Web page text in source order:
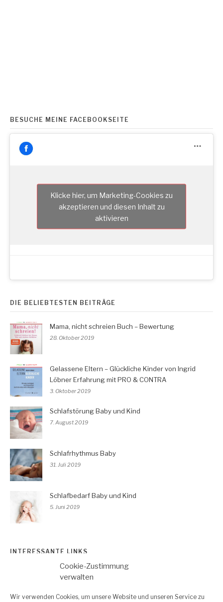
Cookie-Zustimmung
verwalten
Wir verwenden Cookies, um unsere Website und unseren Service zu
BESUCHE MEINE FACEBOOKSEITE
Klicke hier, um Marketing-Cookies zu
akzeptieren und diesen Inhalt zu
aktivieren
DIE BELIEBTESTEN BEITRÄGE
Mama, nicht schreien Buch – Bewertung
28. Oktober 2019
Gelassene Eltern – Glückliche Kinder von Ingrid
Löbner Erfahrung mit PRO & CONTRA
3. Oktober 2019
Schlafstörung Baby und Kind
7. August 2019
Schlafrhythmus Baby
31. Juli 2019
Schlafbedarf Baby und Kind
5. Juni 2019
INTERESSANTE LINKS
So beeinflusst die Temperatur den Schlaf
Schlafprobleme bei Kindern – Was hilft?